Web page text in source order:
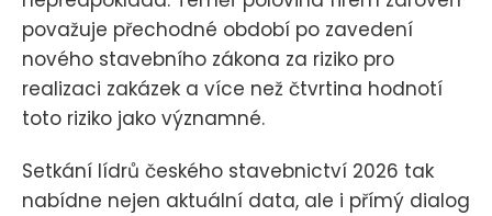
považuje přechodné období po zavedení
nového stavebního zákona za riziko pro
realizaci zakázek a více než čtvrtina hodnotí
toto riziko jako významné.
Setkání lídrů českého stavebnictví 2026 tak
nabídne nejen aktuální data, ale i přímý dialog